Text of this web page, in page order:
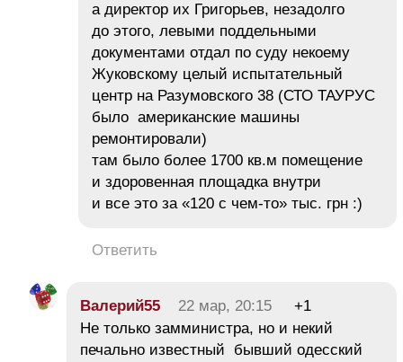
а директор их Григорьев, незадолго
до этого, левыми поддельными
документами отдал по суду некоему
Жуковскому целый испытательный
центр на Разумовского 38 (СТО ТАУРУС
было американские машины
ремонтировали)
там было более 1700 кв.м помещение
и здоровенная площадка внутри
и все это за «120 с чем-то» тыс. грн :)
Ответить
Валерий55 22 мар, 20:15
+1
Не только замминистра, но и некий
печально известный бывший одесский